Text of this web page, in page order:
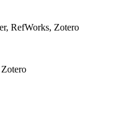
RefWorks, Zotero